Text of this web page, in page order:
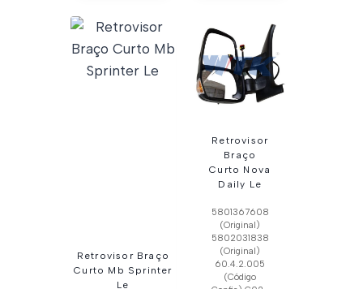
Retrovisor Braço
Curto Mb Sprinter
Le
Retrovisor
Braço
Curto Nova
Daily Le
5801367608
(Original)
5802031838
(Original)
60.4.2.005
(Código